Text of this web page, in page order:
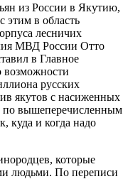
из России в Якутию,
в область
лесничих
МВД России Отто
в Главное
возможности
русских
якутов с насиженных
по вышеперечисленным
куда и когда надо
которые
людьми. По переписи